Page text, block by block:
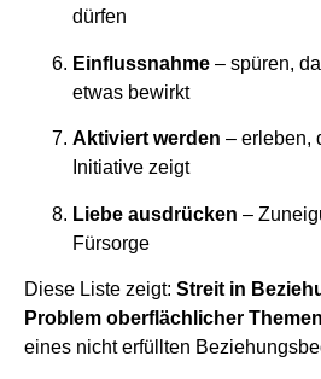
dürfen
Einflussnahme – spüren,
etwas bewirkt
Aktiviert werden – erleben,
Initiative zeigt
Liebe ausdrücken –
Fürsorge
Diese Liste zeigt: Streit in
Problem oberflächlicher Themen
eines nicht erfüllten